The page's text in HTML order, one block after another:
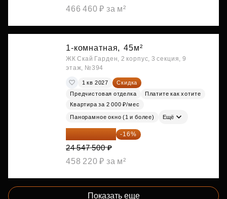
466 460 ₽ за м²
1-комнатная, 45м²
ЖК Скай Гарден, 2 корпус, 3 секция, 9
этаж, №394
1 кв 2027
Скидка
Предчистовая отделка
Платите как хотите
Квартира за 2 000 ₽/мес
Панорамное окно (1 и более) Ещё
20 619 900 ₽ -16%
24 547 500 ₽
458 220 ₽ за м²
Показать еще